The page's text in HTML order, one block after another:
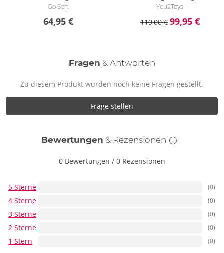
Go Soft
64,95 €
You2Toys
119,00 € 99,95 €
Fragen & Antworten
Zu diesem Produkt wurden noch keine Fragen gestellt.
Frage stellen
Bewertungen & Rezensionen
0 Bewertungen / 0 Rezensionen
5 Sterne (0)
4 Sterne (0)
3 Sterne (0)
2 Sterne (0)
1 Stern (0)